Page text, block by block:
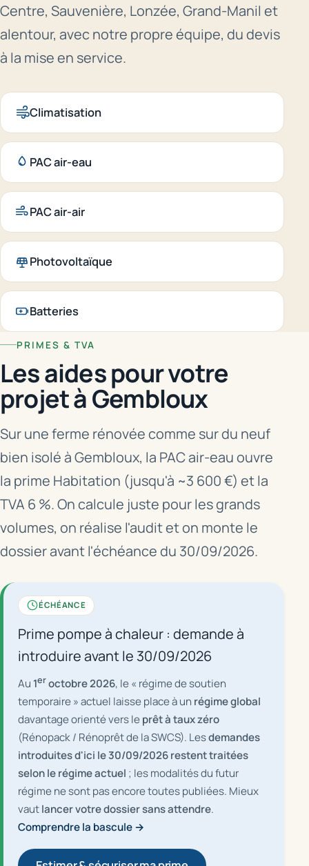
Centre, Sauvenière, Lonzée, Grand-Manil et
alentour, avec notre propre équipe, du devis
à la mise en service.
Climatisation
PAC air-eau
PAC air-air
Photovoltaïque
Batteries
PRIMES & TVA
Les aides pour votre
projet à Gembloux
Sur une ferme rénovée comme sur du neuf
bien isolé à Gembloux, la PAC air-eau ouvre
la prime Habitation (jusqu'à ~3 600 €) et la
TVA 6 %. On calcule juste pour les grands
volumes, on réalise l'audit et on monte le
dossier avant l'échéance du 30/09/2026.
ÉCHÉANCE
Prime pompe à chaleur : demande à
introduire avant le 30/09/2026
Au 1eroctobre 2026, le « régime de soutien
temporaire » actuel laisse place à un régime global
davantage orienté vers leprêt à taux zéro
(Rénopack / Rénoprêt de la SWCS). Lesdemandes
introduites d'ici le 30/09/2026 restent traitées
selon le régime actuel ; les modalités du futur
régime ne sont pas encore toutes publiées. Mieux
vautlancer votre dossier sans attendre.
Comprendre la bascule →